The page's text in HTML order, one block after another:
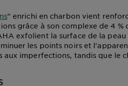
" enrichi en charbon vient
grâce à son complexe de 4 %
exfolient la surface de la
les points noirs et
aux imperfections, tandis que le